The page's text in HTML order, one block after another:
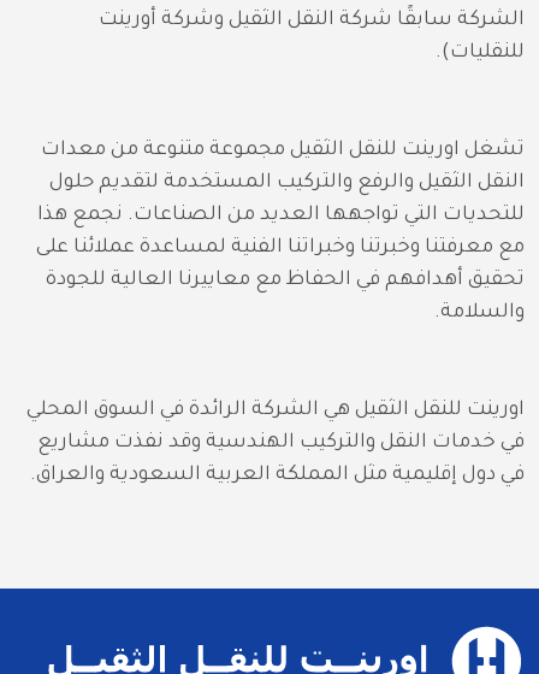
الشركة سابقًا شركة النقل الثقيل وشركة أورينت
للنقليات).
تشغل اورينت للنقل الثقيل مجموعة متنوعة من معدات
النقل الثقيل والرفع والتركيب المستخدمة لتقديم حلول
للتحديات التي تواجهها العديد من الصناعات. نجمع هذا
مع معرفتنا وخبرتنا وخبراتنا الفنية لمساعدة عملائنا على
تحقيق أهدافهم في الحفاظ مع معاييرنا العالية للجودة
والسلامة.
اورينت للنقل الثقيل هي الشركة الرائدة في السوق المحلي
في خدمات النقل والتركيب الهندسية وقد نفذت مشاريع
في دول إقليمية مثل المملكة العربية السعودية والعراق.